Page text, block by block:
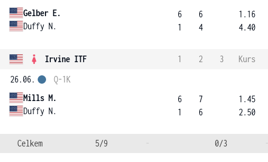
Gelber E.
Duffy N.
6
1
6
4
1.16
4.40
Irvine ITF 1 2 3
Kurs
26.06.
Mills M.
Duffy N.
Q-1K
6
1
7
6
1.45
2.50
Celkem 5/9 - 0/3